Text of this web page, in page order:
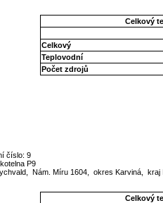
Celkový
Celkový
Teplovodní
Počet zdrojů
číslo: 9
P9
Nám. Míru 1604, okres Karviná,
Celkový